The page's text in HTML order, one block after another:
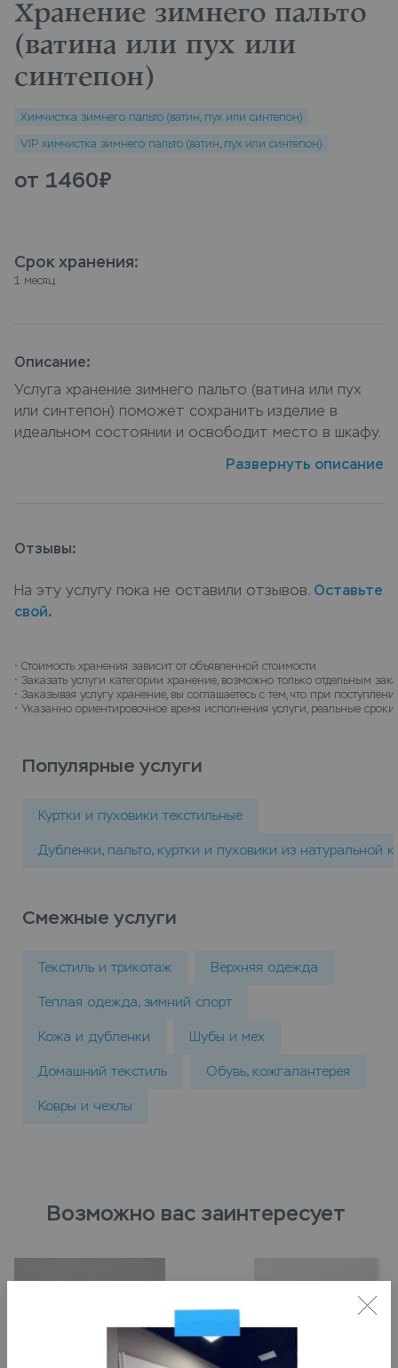
Хранение зимнего пальто
(ватина или пух или
синтепон)
Химчистка зимнего пальто (ватин, пух или синтепон)
VIP химчистка зимнего пальто (ватин, пух или синтепон)
от 1460₽
Срок хранения:
1 месяц
Описание:
Услуга хранение зимнего пальто (ватина или пух
или синтепон) поможет сохранить изделие в
идеальном состоянии и освободит место в шкафу.
видеонаблюдением зона хранения обеспечивает
можно в пунктах приема Leda, или закажите услугу
синтепон) с доставкой на дом, курьер заберет
вещи, а по окончанию срока хранения доставит их
Развернуть описание
Отзывы:
На эту услугу пока не оставили отзывов. Оставьте
свой.
• Стоимость хранения зависит от объявленной стоимости
• Заказать услуги категории хранение, возможно только отдельным
• Заказывая услугу хранение, вы соглашаетесь с тем, что при
• Указанно ориентировочное время исполнения услуги, реальные сроки
Популярные услуги
Куртки и пуховики текстильные
Дубленки, пальто, куртки и пуховики из натуральной
Смежные услуги
Текстиль и трикотаж Верхняя одежда
Теплая одежда, зимний спорт
Кожа и дубленки Шубы и мех
Домашний текстиль Обувь, кожгалантерея
Ковры и чехлы
Возможно вас заинтересует